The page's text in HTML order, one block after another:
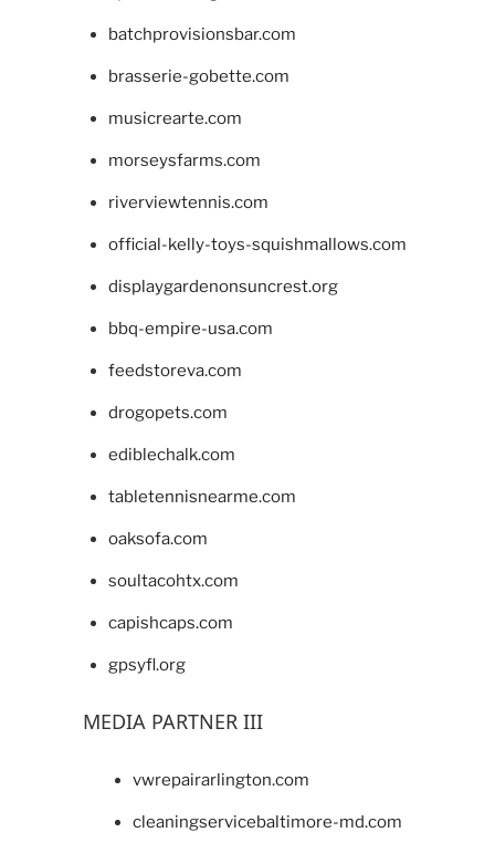
batchprovisionsbar.com
brasserie-gobette.com
musicrearte.com
morseysfarms.com
riverviewtennis.com
official-kelly-toys-squishmallows.com
displaygardenonsuncrest.org
bbq-empire-usa.com
feedstoreva.com
drogopets.com
ediblechalk.com
tabletennisnearme.com
oaksofa.com
soultacohtx.com
capishcaps.com
gpsyfl.org
MEDIA PARTNER III
vwrepairarlington.com
cleaningservicebaltimore-md.com